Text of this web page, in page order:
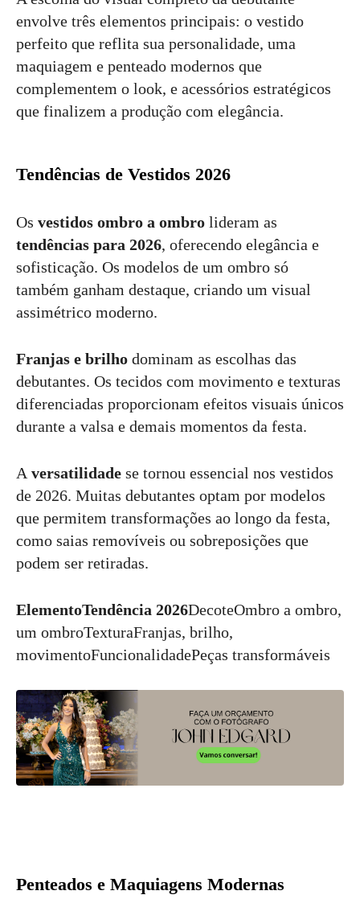
envolve três elementos principais: o vestido
perfeito que reflita sua personalidade, uma
maquiagem e penteado modernos que
complementem o look, e acessórios estratégicos
que finalizem a produção com elegância.
Tendências de Vestidos 2026
Os vestidos ombro a ombro lideram as
tendências para 2026, oferecendo elegância e
sofisticação. Os modelos de um ombro só
também ganham destaque, criando um visual
assimétrico moderno.
Franjas e brilho dominam as escolhas das
debutantes. Os tecidos com movimento e texturas
diferenciadas proporcionam efeitos visuais únicos
durante a valsa e demais momentos da festa.
A versatilidade se tornou essencial nos vestidos
de 2026. Muitas debutantes optam por modelos
que permitem transformações ao longo da festa,
como saias removíveis ou sobreposições que
podem ser retiradas.
ElementoTendência 2026DecoteOmbro a ombro,
um ombroTexturaFranjas, brilho,
movimentoFuncionalidadePeças transformáveis
Penteados e Maquiagens Modernas